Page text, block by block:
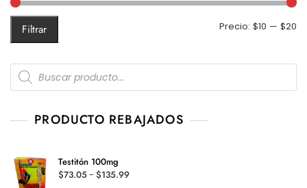
Filtrar Precio: $10 — $20
Products
search
PRODUCTO REBAJADOS
Testitón 100mg
$73.05- $135.99Rango